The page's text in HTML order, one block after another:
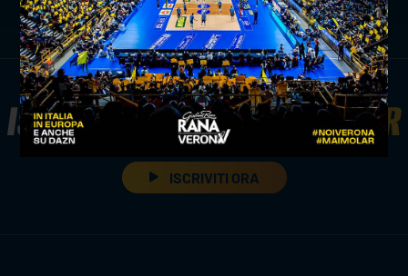
ISCRIVITI ALLANEWSLETTER
ISCRIVITI ORA